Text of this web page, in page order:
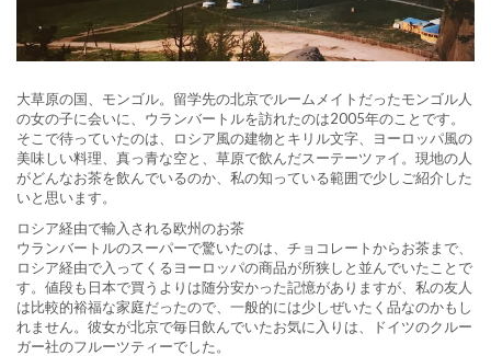
大草原の国、モンゴル。留学先の北京でルームメイトだったモンゴル人
の女の子に会いに、ウランバートルを訪れたのは2005年のことです。
そこで待っていたのは、ロシア風の建物とキリル文字、ヨーロッパ風の
美味しい料理、真っ青な空と、草原で飲んだスーテーツァイ。現地の人
がどんなお茶を飲んでいるのか、私の知っている範囲で少しご紹介した
いと思います。
ロシア経由で輸入される欧州のお茶
ウランバートルのスーパーで驚いたのは、チョコレートからお茶まで、
ロシア経由で入ってくるヨーロッパの商品が所狭しと並んでいたことで
す。値段も日本で買うよりは随分安かった記憶がありますが、私の友人
は比較的裕福な家庭だったので、一般的には少しぜいたく品なのかもし
れません。彼女が北京で毎日飲んでいたお気に入りは、ドイツのクルー
ガー社のフルーツティーでした。